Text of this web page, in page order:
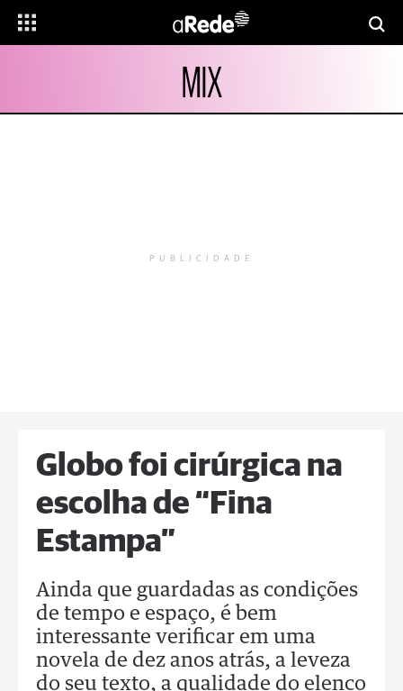
MIX
PUBLICIDADE
Globo foi cirúrgica na
escolha de “Fina
Estampa”
Ainda que guardadas as condições
de tempo e espaço, é bem
interessante verificar em uma
novela de dez anos atrás, a leveza
do seu texto, a qualidade do elenco